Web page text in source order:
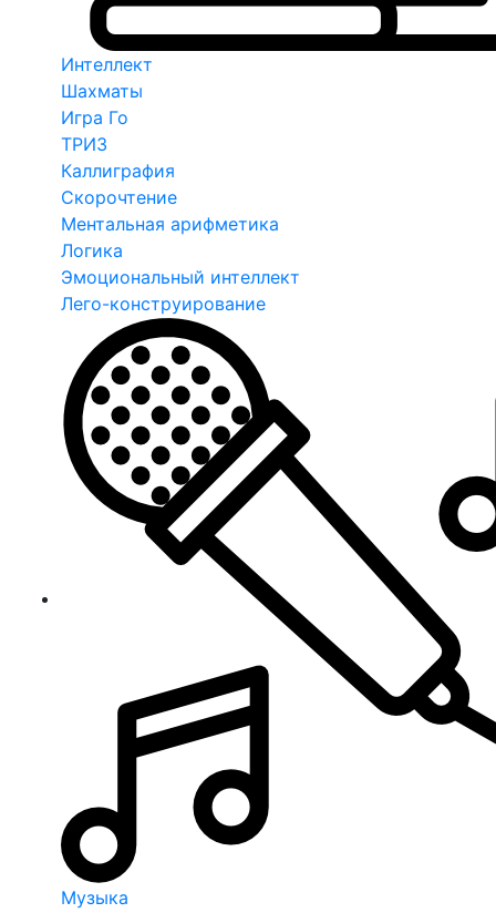
Интеллект
Шахматы
Игра Го
ТРИЗ
Каллиграфия
Скорочтение
Ментальная арифметика
Логика
Эмоциональный интеллект
Лего-конструирование
Музыка